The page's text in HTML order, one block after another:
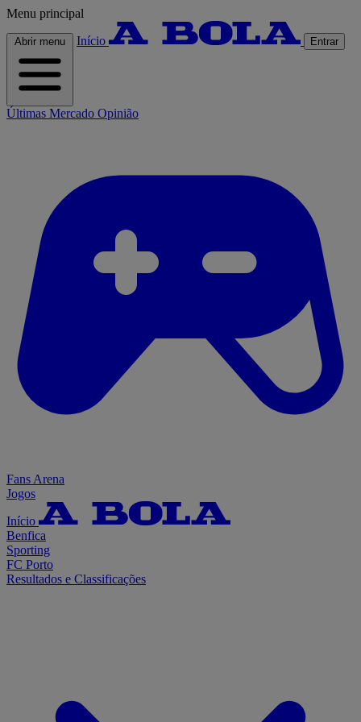
Menu principal
Abrir menu Início Entrar
Últimas Mercado Opinião
Fans Arena
Jogos
Início
Benfica
Sporting
FC Porto
Resultados e Classificações